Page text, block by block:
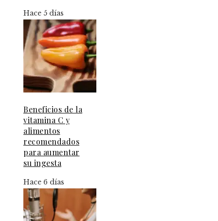
Hace 5 días
Beneficios de la
vitamina C y
alimentos
recomendados
para aumentar
su ingesta
Hace 6 días